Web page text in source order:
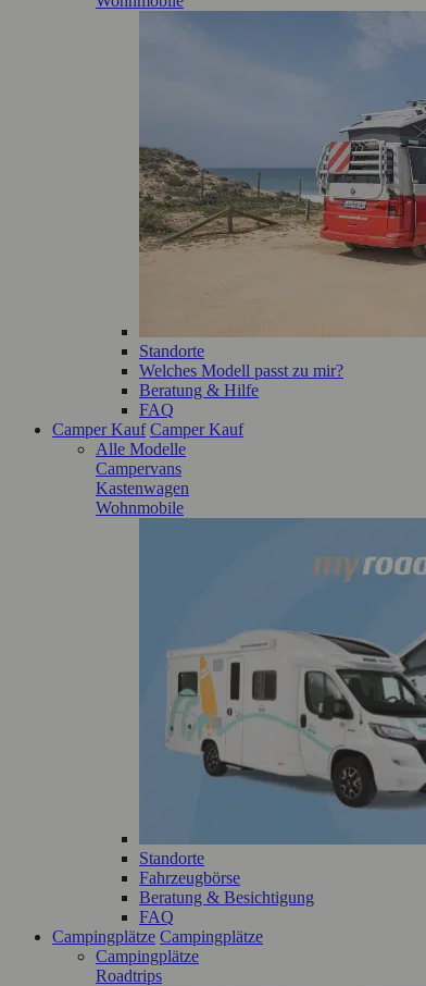
Standorte
Welches Modell passt zu mir?
Beratung & Hilfe
FAQ
Camper Kauf Camper Kauf
Alle Modelle
Campervans
Kastenwagen
Wohnmobile
Standorte
Fahrzeugbörse
Beratung & Besichtigung
FAQ
Campingplätze Campingplätze
Campingplätze
Roadtrips